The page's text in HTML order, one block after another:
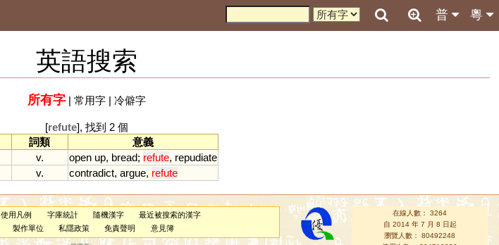
粵
普
英語搜索
所有字| 常用字| 冷僻字
[refute], 找到 2 個
詞類
意義
v. open up, bread; refute, repudiate
v. contradict, argue, refute
使用凡例 字庫統計 隨機漢字
最近被搜索的漢字
製作單位 私隱政策 免責聲明 意見簿
在線人數： 3264
自 2014 年 7 月 8 日起
瀏覽人數： 80492248